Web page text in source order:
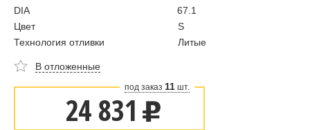
DIA
67.1
Цвет
S
Технология отливки
Литые
В отложенные
под заказ 11 шт.
24 831 u